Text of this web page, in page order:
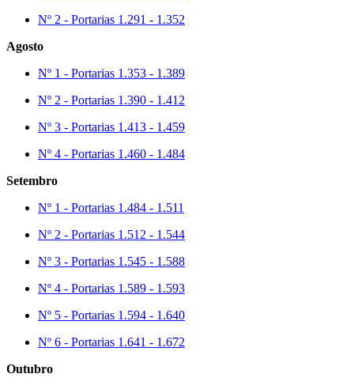
Nº 2 - Portarias 1.291 - 1.352
Agosto
Nº 1 - Portarias 1.353 - 1.389
Nº 2 - Portarias 1.390 - 1.412
Nº 3 - Portarias 1.413 - 1.459
Nº 4 - Portarias 1.460 - 1.484
Setembro
Nº 1 - Portarias 1.484 - 1.511
Nº 2 - Portarias 1.512 - 1.544
Nº 3 - Portarias 1.545 - 1.588
Nº 4 - Portarias 1.589 - 1.593
Nº 5 - Portarias 1.594 - 1.640
Nº 6 - Portarias 1.641 - 1.672
Outubro